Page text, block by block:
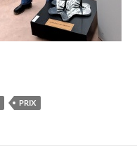
PRIX